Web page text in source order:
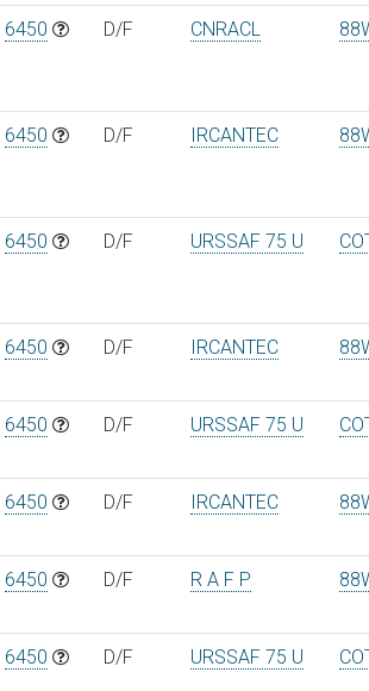
6450 D/F CNRACL
6450 D/F IRCANTEC
6450 D/F URSSAF 75 U
6450 D/F IRCANTEC
6450 D/F URSSAF 75 U
6450 D/F IRCANTEC
6450 D/F R A F P
6450 D/F URSSAF 75 U